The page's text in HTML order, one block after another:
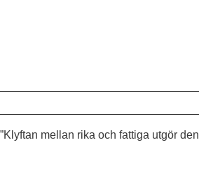
mellan rika och fattiga utgör den